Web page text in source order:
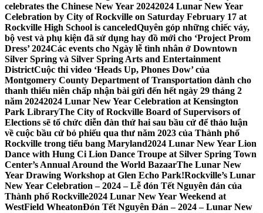
celebrates the Chinese New Year 20242024 Lunar New Year
Celebration by City of Rockville on Saturday February 17 at
Rockville High School is canceledQuyên góp những chiếc váy,
bộ vest và phụ kiện đã sử dụng hay đồ mới cho ‘Project Prom
Dress’ 2024Các events cho Ngày lễ tình nhân ở Downtown
Silver Spring và Silver Spring Arts and Entertainment
DistrictCuộc thi video ‘Heads Up, Phones Dow’ của
Montgomery County Department of Transportation dành cho
thanh thiếu niên chấp nhận bài gửi đến hết ngày 29 tháng 2
năm 20242024 Lunar New Year Celebration at Kensington
Park LibraryThe City of Rockville Board of Supervisors of
Elections sẽ tổ chức diễn đàn thứ hai sau bầu cử để thảo luận
về cuộc bầu cử bỏ phiếu qua thư năm 2023 của Thành phố
Rockville trong tiểu bang Maryland2024 Lunar New Year Lion
Dance with Hung Ci Lion Dance Troupe at Silver Spring Town
Center’s Annual Around the World BazaarThe Lunar New
Year Drawing Workshop at Glen Echo Park!Rockville’s Lunar
New Year Celebration – 2024 – Lễ đón Tết Nguyên đán của
Thành phố Rockville2024 Lunar New Year Weekend at
WestField WheatonĐón Tết Nguyên Đán – 2024 – Lunar New